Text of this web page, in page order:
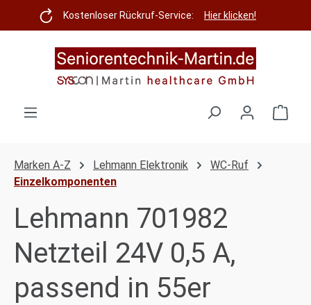
Zum Hauptinhalt springen
Kostenloser Rückruf-Service: Hier klicken!
Marken A-Z Lehmann Elektronik
WC-Ruf
Einzelkomponenten
Lehmann 701982
Netzteil 24V 0,5 A,
passend in 55er